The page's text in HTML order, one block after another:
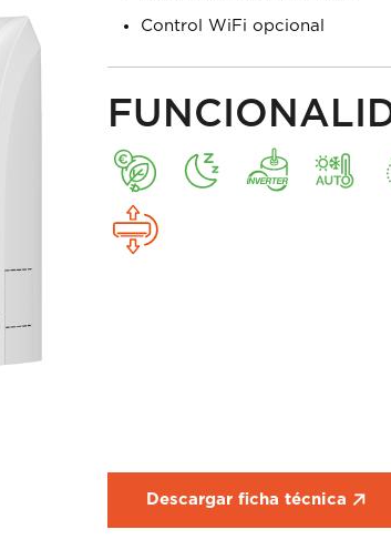
Control WiFi opcional
Descargar ficha técnica